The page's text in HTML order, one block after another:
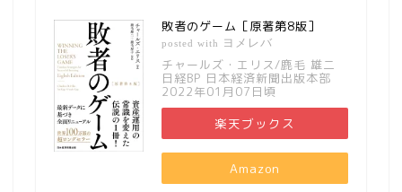
敗者のゲーム［原著第8版］
posted with ヨメレバ
チャールズ・エリス/鹿毛 雄二
日経BP 日本経済新聞出版本部
2022年01月07日頃
楽天ブックス
Amazon